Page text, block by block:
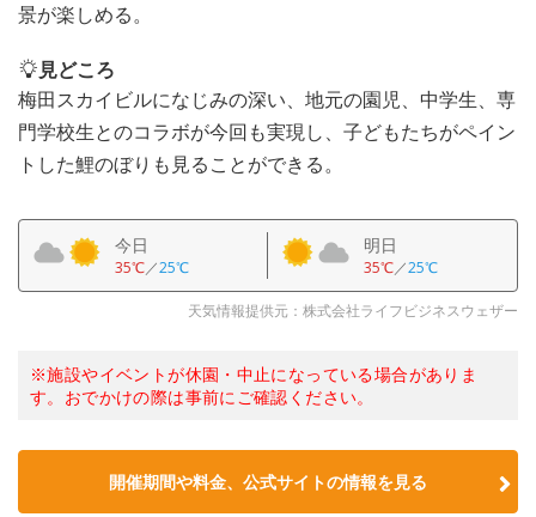
景が楽しめる。
見どころ
梅田スカイビルになじみの深い、地元の園児、中学生、専
門学校生とのコラボが今回も実現し、子どもたちがペイン
トした鯉のぼりも見ることができる。
今日
35℃／25℃
明日
35℃／25℃
天気情報提供元：株式会社ライフビジネスウェザー
※施設やイベントが休園・中止になっている場合がありま
す。おでかけの際は事前にご確認ください。
開催期間や料金、公式サイトの情報を見る